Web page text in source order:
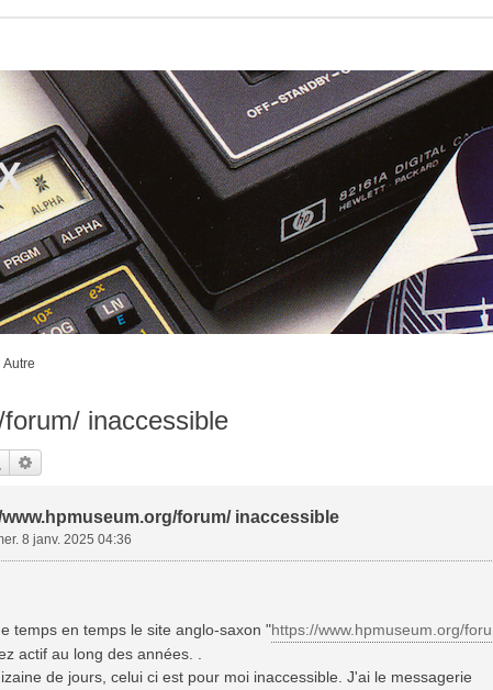
Autre
inaccessible
Rechercher
forum/ inaccessible
8 janv. 2025 04:36
temps en temps le site anglo-saxon "https://www.hpmuseum.org/
actif au long des années. .
de jours, celui ci est pour moi inaccessible. J'ai le messagerie